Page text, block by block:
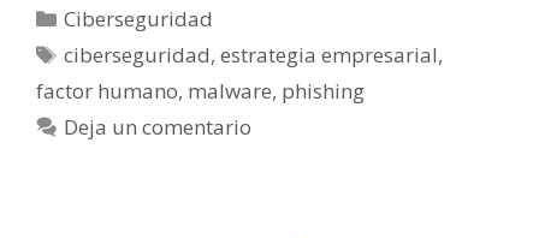
Categorías
Ciberseguridad
Etiquetas
ciberseguridad,estrategia empresarial,
factor humano, malware, phishing
Deja un comentario